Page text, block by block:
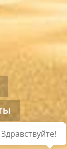
Здравствуйте!